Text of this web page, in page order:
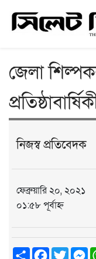
জেলা
নিজস্ব প্রতিবেদক
ফেব্রুয়ারি ২০, ২০২১
০১:৫৮ পূর্বাহ্ন
ShareFacebook
Twitter